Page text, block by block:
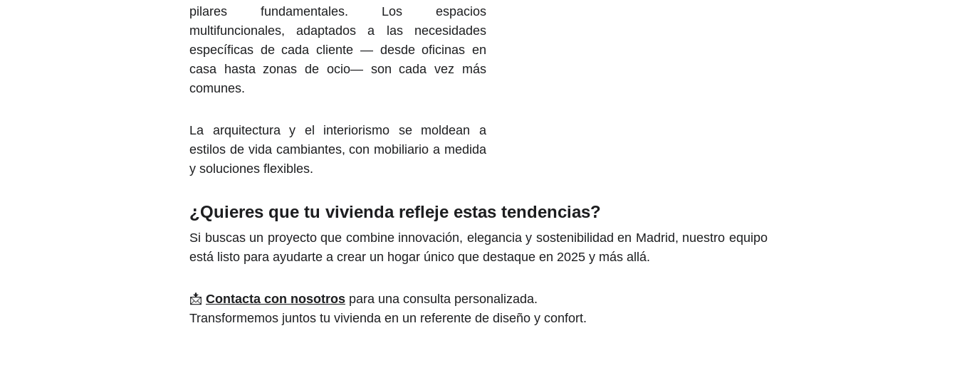
¿Quieres que tu vivienda refleje estas tendencias?
Si buscas un proyecto que combine innovación, elegancia y sostenibilidad en Madrid, nuestro equipo
está listo para ayudarte a crear un hogar único que destaque en 2025 y más allá.
📩 Contacta con nosotrospara una consulta personalizada.
Transformemos juntos tu vivienda en un referente de diseño y confort.
pilares fundamentales. Los espacios
multifuncionales, adaptados a las necesidades
específicas de cada cliente — desde oficinas en
casa hasta zonas de ocio— son cada vez más
comunes.
La arquitectura y el interiorismo se moldean a
estilos de vida cambiantes, con mobiliario a medida
y soluciones flexibles.